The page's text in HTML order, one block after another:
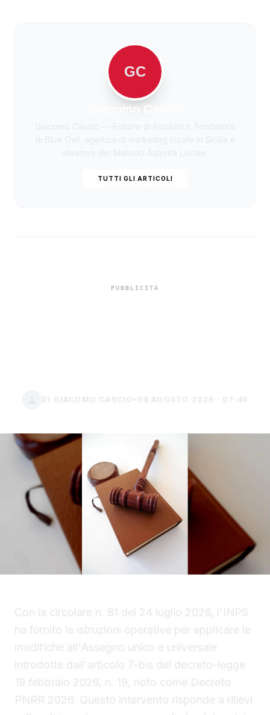
GC
Giacomo Cascio
TUTTI GLI ARTICOLI
DI GIACOMO CASCIO • 08 AGOSTO 2026 · 07:45
Con la circolare n. 81 del 24 luglio 2026, l'INPS
ha fornito le istruzioni operative per applicare le
modifiche all'Assegno unico e universale
introdotte dall'articolo 7-bis del decreto-legge
19 febbraio 2026, n. 19, noto come Decreto
PNRR 2026. Questo intervento risponde a rilievi